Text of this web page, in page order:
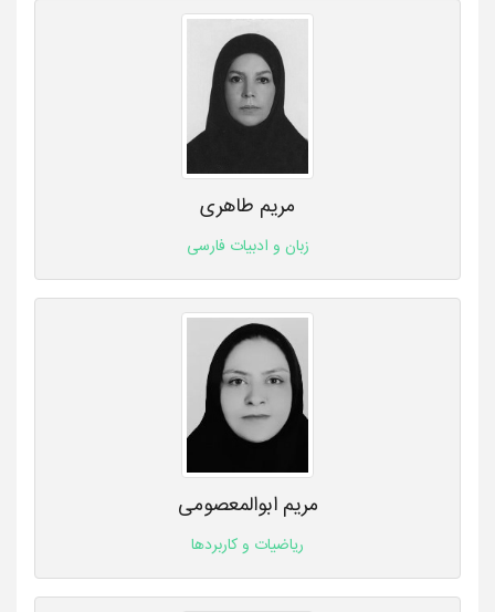
مریم طاهری
زبان و ادبیات فارسی
مریم ابوالمعصومی
ریاضیات و کاربردها